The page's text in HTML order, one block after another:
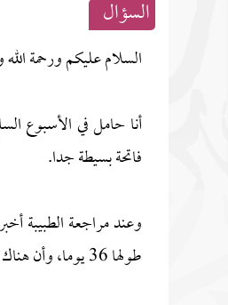
السؤال
السلام عليكم ورحمة الله
أنا حامل في الأسبوع
فاتحة بسيطة جدا.
وعند مراجعة الطبيبة
طولها 36 يوما، وأن هناك انفصالا بالمشيمة هو سبب النزيف.